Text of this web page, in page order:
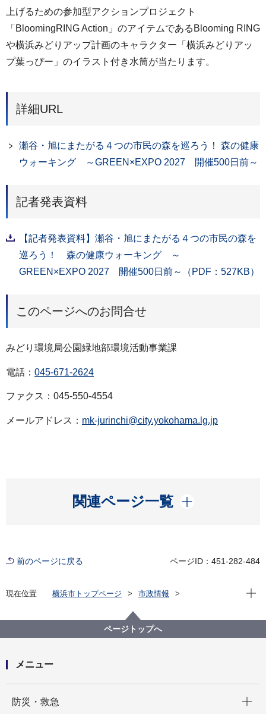
上げるための参加型アクションプロジェクト
「BloomingRING Action」のアイテムであるBlooming RING
や横浜みどりアップ計画のキャラクター「横浜みどりアッ
プ葉っぴー」のイラスト付き水筒が当たります。
詳細URL
瀬谷・旭にまたがる４つの市民の森を巡ろう！ 森の健康
ウォーキング ～GREEN×EXPO 2027 開催500日前～
記者発表資料
【記者発表資料】瀬谷・旭にまたがる４つの市民の森を
巡ろう！ 森の健康ウォーキング ～
GREEN×EXPO 2027 開催500日前～（PDF：527KB）
このページへのお問合せ
みどり環境局公園緑地部環境活動事業課
電話： 045-671-2624
ファクス：045-550-4554
メールアドレス： mk-jurinchi@city.yokohama.lg.jp
関連ページ一覧
開く
前のページに戻る ページID：451-282-484
現在位置 横浜市トップページ
市政情報
瀬谷・旭にまたがる４つの市民の森を巡ろう！ ～
GREEN×EXPO 2027 開催500 日前～
現在
ページトップへ
メニュー
防災・救急